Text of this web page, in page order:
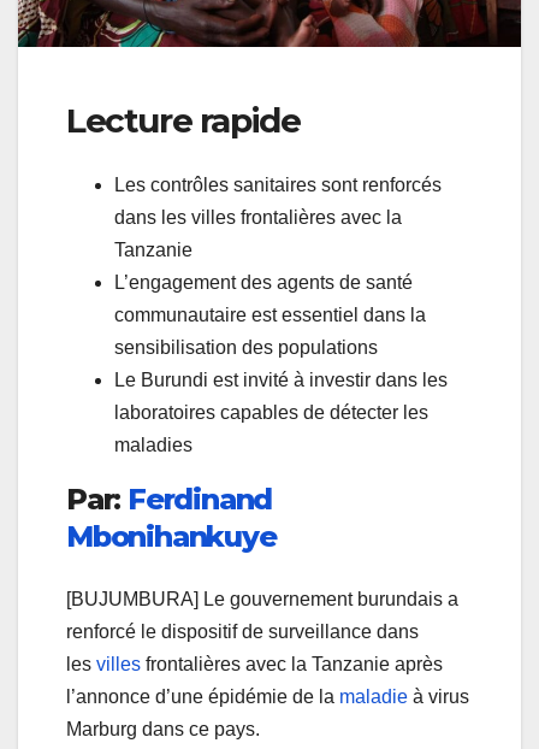
Lecture rapide
Les contrôles sanitaires sont renforcés
dans les villes frontalières avec la
Tanzanie
L’engagement des agents de santé
communautaire est essentiel dans la
sensibilisation des populations
Le Burundi est invité à investir dans les
laboratoires capables de détecter les
maladies
Par: Ferdinand
Mbonihankuye
[BUJUMBURA] Le gouvernement burundais a
renforcé le dispositif de surveillance dans
les villes frontalières avec la Tanzanie après
l’annonce d’une épidémie de la maladie à virus
Marburg dans ce pays.